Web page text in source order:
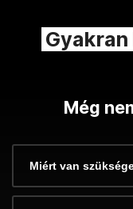
Még
Miért van